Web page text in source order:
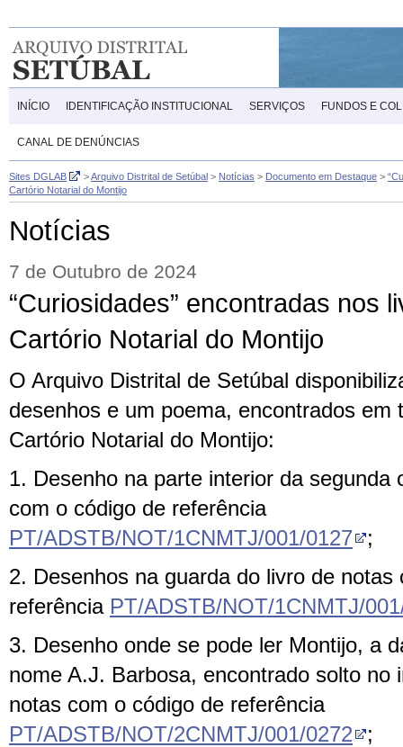
INÍCIO IDENTIFICAÇÃO INSTITUCIONAL SERVIÇOS FUNDOS E
CANAL DE DENÚNCIAS
Sites DGLAB >Arquivo Distrital de Setúbal > Notícias > Documento em Destaque >
Cartório Notarial do Montijo
Notícias
7 de Outubro de 2024
“Curiosidades” encontradas nos
Cartório Notarial do Montijo
O Arquivo Distrital de Setúbal
desenhos e um poema, encontrados em
Cartório Notarial do Montijo:
1. Desenho na parte interior da segunda
com o código de referência
PT/ADSTB/NOT/1CNMTJ/001/0127
;
2. Desenhos na guarda do livro de notas
referência PT/ADSTB/NOT/1CNMTJ/
3. Desenho onde se pode ler Montijo, a
nome A.J. Barbosa, encontrado solto no
notas com o código de referência
PT/ADSTB/NOT/2CNMTJ/001/0272
;